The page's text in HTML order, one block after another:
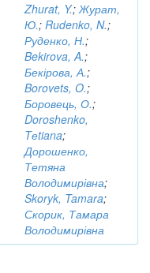
Zhurat, Y.;Журат,
Ю.; Rudenko, N.;
Руденко, Н.;
Bekirova, A.;
Бекірова, А.;
Borovets, O.;
Боровець, О.;
Doroshenko,
Tеtiana;
Дорошенко,
Тетяна
Володимирівна;
Skoryk, Tamara;
Скорик, Тамара
Володимирівна